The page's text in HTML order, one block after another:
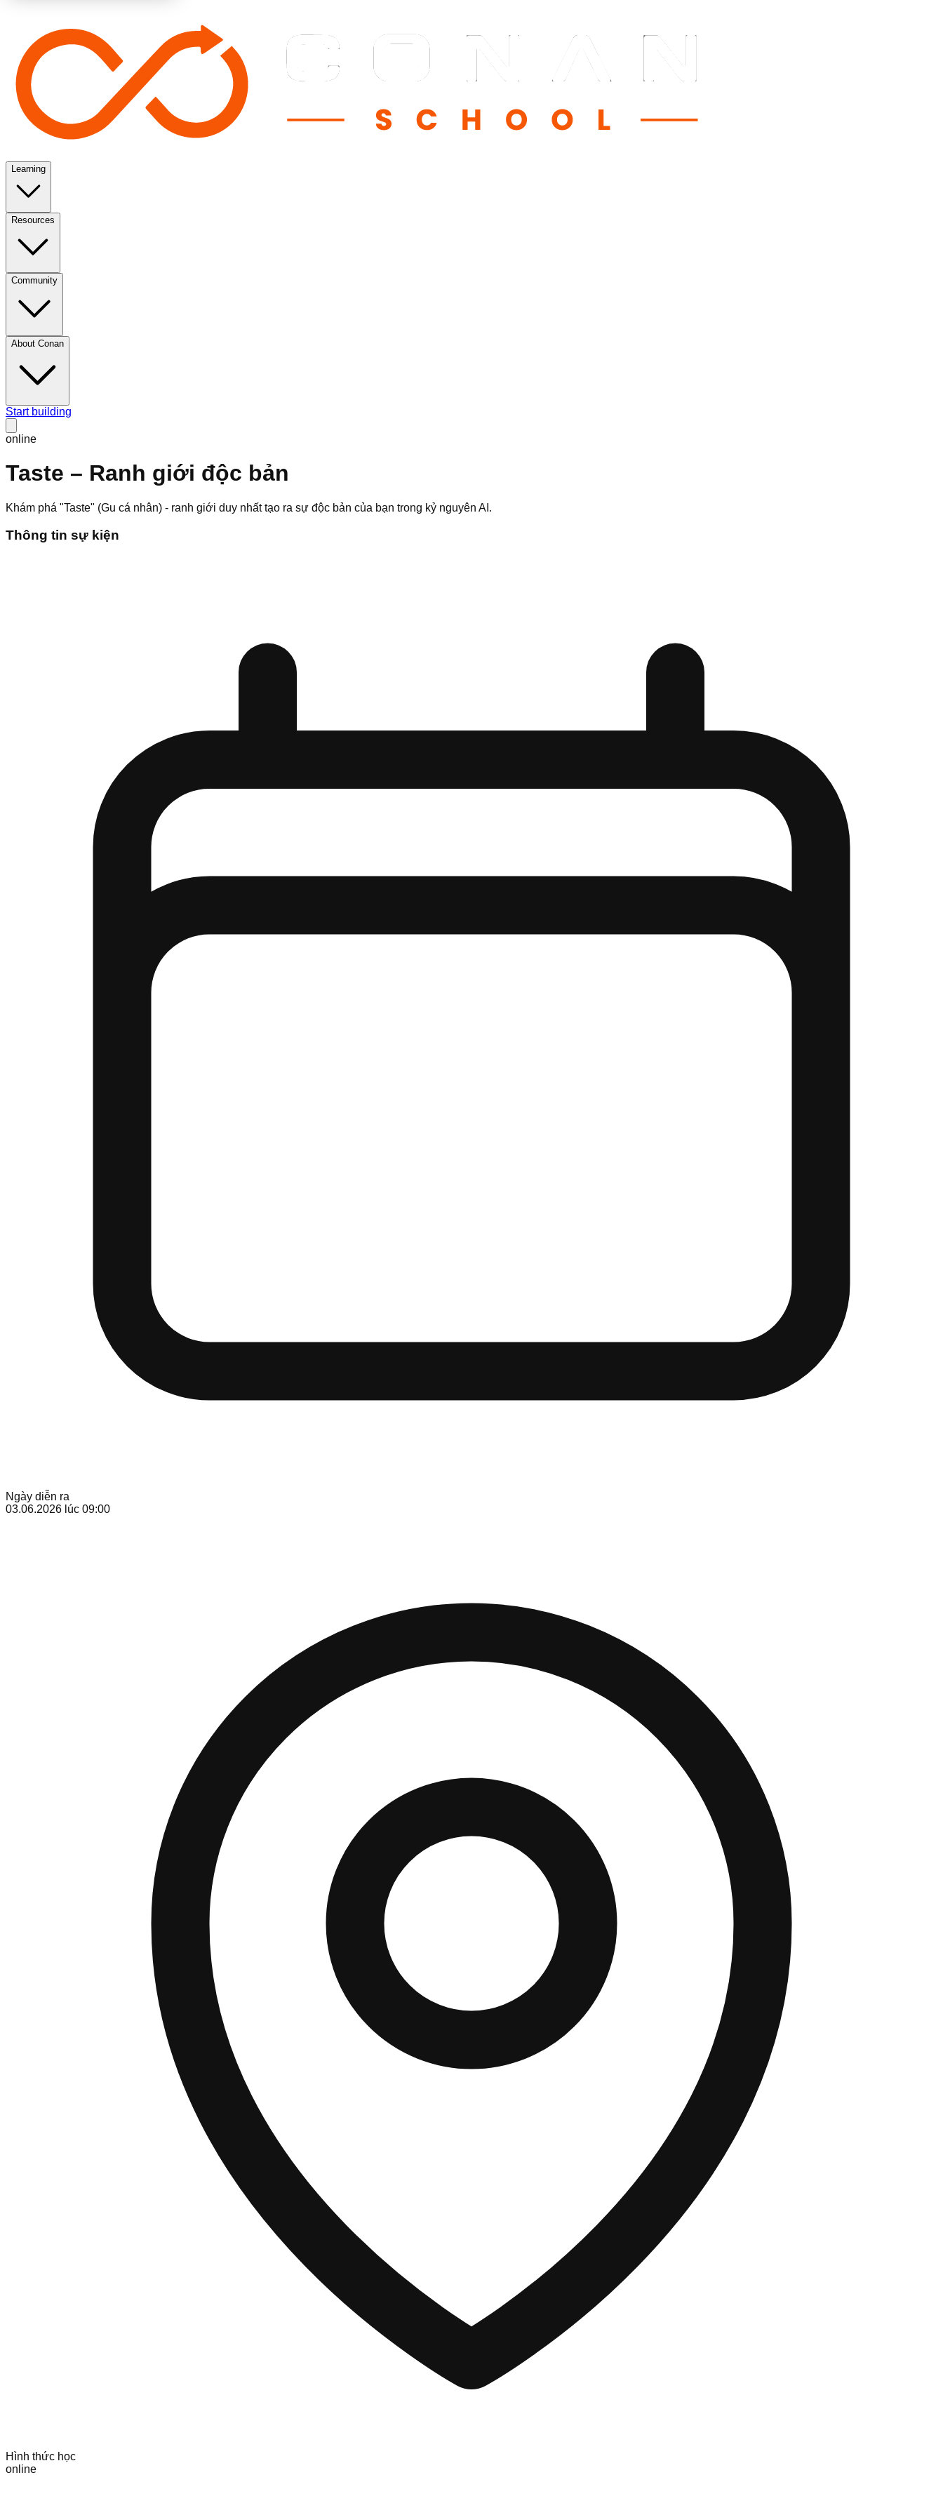
Learning
Resources
Community
About Conan
Start building
online
Taste – Ranh giới độc bản
Khám phá "Taste" (Gu cá nhân) - ranh giới duy nhất tạo ra sự độc bản của bạn trong kỷ nguyên AI.
Thông tin sự kiện
Ngày diễn ra
03.06.2026 lúc 09:00
Hình thức học
online